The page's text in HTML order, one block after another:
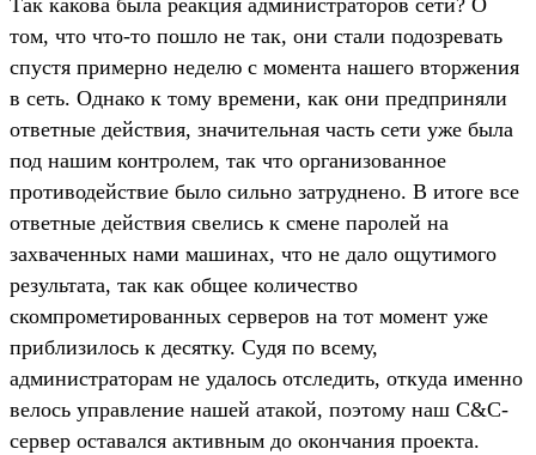
Так какова была реакция администраторов сети? О
том, что что-то пошло не так, они стали подозревать
спустя примерно неделю с момента нашего вторжения
в сеть. Однако к тому времени, как они предприняли
ответные действия, значительная часть сети уже была
под нашим контролем, так что организованное
противодействие было сильно затруднено. В итоге все
ответные действия свелись к смене паролей на
захваченных нами машинах, что не дало ощутимого
результата, так как общее количество
скомпрометированных серверов на тот момент уже
приблизилось к десятку. Судя по всему,
администраторам не удалось отследить, откуда именно
велось управление нашей атакой, поэтому наш C&C-
сервер оставался активным до окончания проекта.